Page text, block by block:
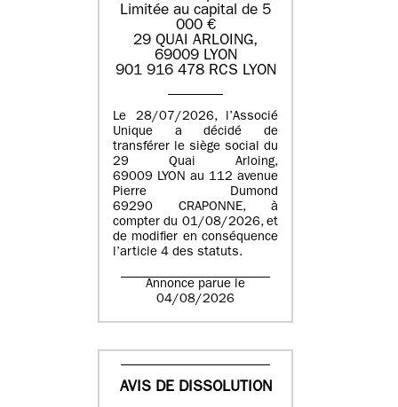
Limitée au capital de 5
000 €
29 QUAI ARLOING,
69009 LYON
901 916 478 RCS LYON
Le 28/07/2026, l’Associé
Unique a décidé de
transférer le siège social du
29 Quai Arloing,
69009 LYON au 112 avenue
Pierre Dumond
69290 CRAPONNE, à
compter du 01/08/2026, et
de modifier en conséquence
l’article 4 des statuts.
Annonce parue le
04/08/2026
AVIS DE DISSOLUTION